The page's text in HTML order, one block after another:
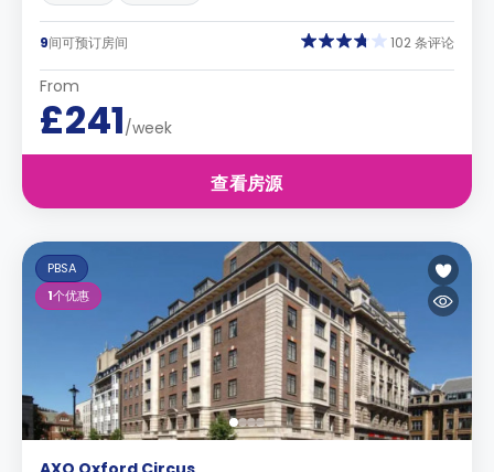
9间可预订房间 102 条评论
From
£241/week
查看房源
PBSA
1个优惠